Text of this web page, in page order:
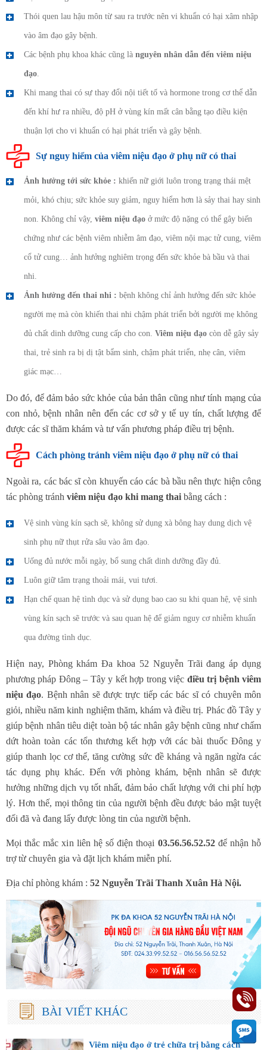
Thói quen lau hậu môn từ sau ra trước nên vi khuẩn có hại xâm nhập
vào âm đạo gây bệnh.
Các bệnh phụ khoa khác cũng là nguyên nhân dẫn đến viêm niệu
đạo.
Khi mang thai có sự thay đổi nội tiết tố và hormone trong cơ thể dẫn
đến khí hư ra nhiều, độ pH ở vùng kín mất cân bằng tạo điều kiện
thuận lợi cho vi khuẩn có hại phát triển và gây bệnh.
Sự nguy hiểm của viêm niệu đạo ở phụ nữ có thai
Ảnh hưởng tới sức khỏe : khiến nữ giới luôn trong trạng thái mệt
mỏi, khó chịu; sức khỏe suy giảm, nguy hiểm hơn là sảy thai hay sinh
non. Không chỉ vậy, viêm niệu đạo ở mức độ nặng có thể gây biến
chứng như các bệnh viêm nhiễm âm đạo, viêm nội mạc tử cung, viêm
cổ tử cung… ảnh hưởng nghiêm trọng đến sức khỏe bà bầu và thai
nhi.
Ảnh hưởng đến thai nhi : bệnh không chỉ ảnh hưởng đến sức khỏe
người mẹ mà còn khiến thai nhi chậm phát triển bởi người mẹ không
đủ chất dinh dưỡng cung cấp cho con. Viêm niệu đạo còn dễ gây sảy
thai, trẻ sinh ra bị dị tật bẩm sinh, chậm phát triển, nhẹ cân, viêm
giác mạc…
Do đó, để đảm bảo sức khỏe của bản thân cũng như tính mạng của
con nhỏ, bệnh nhân nên đến các cơ sở y tế uy tín, chất lượng để
được các sĩ thăm khám và tư vấn phương pháp điều trị bệnh.
Cách phòng tránh viêm niệu đạo ở phụ nữ có thai
Ngoài ra, các bác sĩ còn khuyến cáo các bà bầu nên thực hiện công
tác phòng tránh viêm niệu đạo khi mang thai bằng cách :
Vệ sinh vùng kín sạch sẽ, không sử dụng xà bông hay dung dịch vệ
sinh phụ nữ thụt rửa sâu vào âm đạo.
Uống đủ nước mỗi ngày, bổ sung chất dinh dưỡng đầy đủ.
Luôn giữ tâm trạng thoải mái, vui tươi.
Hạn chế quan hệ tình dục và sử dụng bao cao su khi quan hệ, vệ sinh
vùng kín sạch sẽ trước và sau quan hệ để giảm nguy cơ nhiễm khuẩn
qua đường tình dục.
Hiện nay, Phòng khám Đa khoa 52 Nguyễn Trãi đang áp dụng
phương pháp Đông – Tây y kết hợp trong việc điều trị bệnh viêm
niệu đạo. Bệnh nhân sẽ được trực tiếp các bác sĩ có chuyên môn
giỏi, nhiều năm kinh nghiệm thăm, khám và điều trị. Phác đồ Tây y
giúp bệnh nhân tiêu diệt toàn bộ tác nhân gây bệnh cũng như chấm
dứt hoàn toàn các tổn thương kết hợp với các bài thuốc Đông y
giúp thanh lọc cơ thể, tăng cường sức đề kháng và ngăn ngừa các
tác dụng phụ khác. Đến với phòng khám, bệnh nhân sẽ được
hưởng những dịch vụ tốt nhất, đảm bảo chất lượng với chi phí hợp
lý. Hơn thế, mọi thông tin của người bệnh đều được bảo mật tuyệt
đối đã và đang lấy được lòng tin của người bệnh.
Mọi thắc mắc xin liên hệ số điện thoại 03.56.56.52.52để nhận hỗ
trợ từ chuyên gia và đặt lịch khám miễn phí.
Địa chỉ phòng khám : 52 Nguyễn Trãi Thanh Xuân Hà Nội.
BÀI VIẾT KHÁC
Viêm niệu đạo ở trẻ chữa trị bằng cách